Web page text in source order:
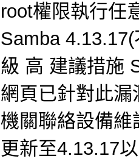
root權限執行任
Samba
級 高 建議措施
網頁已針對此
機關聯絡設備
更新至4.13.17